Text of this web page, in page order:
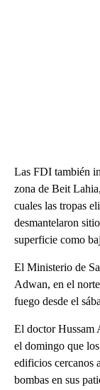
Las FDI también
zona de Beit
cuales las tropas
desmantelaron
superficie como
El Ministerio de
Adwan, en el
fuego desde el
El doctor Hussam
el domingo que
edificios cercanos
bombas en sus